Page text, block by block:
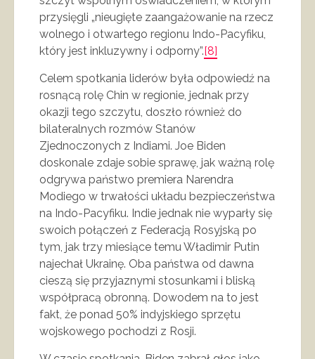
przysięgli „nieugięte zaangażowanie na rzecz
wolnego i otwartego regionu Indo-Pacyfiku,
który jest inkluzywny i odporny”.[8]
Celem spotkania liderów była odpowiedź na
rosnącą rolę Chin w regionie, jednak przy
okazji tego szczytu, doszło również do
bilateralnych rozmów Stanów
Zjednoczonych z Indiami. Joe Biden
doskonale zdaje sobie sprawę, jak ważną rolę
odgrywa państwo premiera Narendra
Modiego w trwałości układu bezpieczeństwa
na Indo-Pacyfiku. Indie jednak nie wyparły się
swoich połączeń z Federacją Rosyjską po
tym, jak trzy miesiące temu Władimir Putin
najechał Ukrainę. Oba państwa od dawna
cieszą się przyjaznymi stosunkami i bliską
współpracą obronną. Dowodem na to jest
fakt, że ponad 50% indyjskiego sprzętu
wojskowego pochodzi z Rosji.